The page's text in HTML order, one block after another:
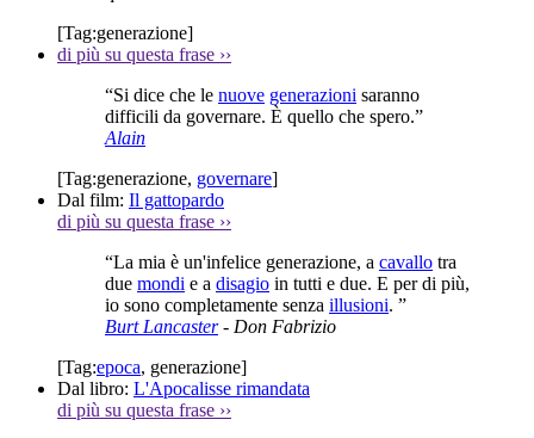
[Tag:generazione]
di più su questa frase ››
“Si dice che le nuove generazioni saranno
difficili da governare. È quello che spero.”
Alain
[Tag:generazione, governare]
Dal film: Il gattopardo
di più su questa frase ››
“La mia è un'infelice generazione, a cavallo tra
due mondi e a disagio in tutti e due. E per di più,
io sono completamente senza illusioni. ”
Burt Lancaster- Don Fabrizio
[Tag:epoca, generazione]
Dal libro: L'Apocalisse rimandata
di più su questa frase ››